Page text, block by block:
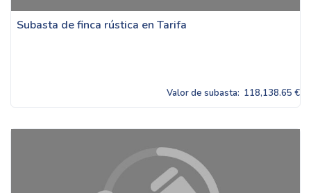
Subasta de finca rústica en Tarifa
Valor de subasta: 118,138.65 €